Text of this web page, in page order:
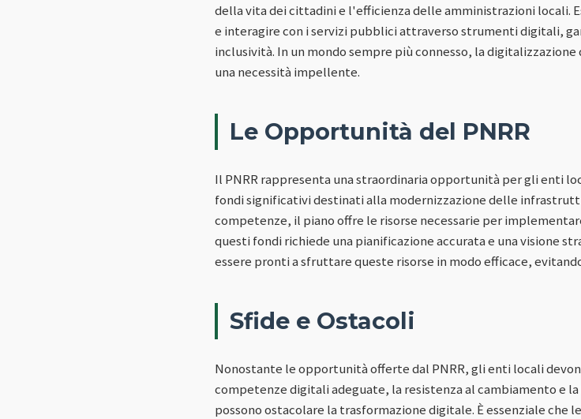
della vita dei cittadini e l'efficienza delle amministrazioni locali.
e interagire con i servizi pubblici attraverso strumenti digitali,
inclusività. In un mondo sempre più connesso, la
una necessità impellente.
Le Opportunità del PNRR
Il PNRR rappresenta una straordinaria opportunità per gli enti
fondi significativi destinati alla modernizzazione delle
competenze, il piano offre le risorse necessarie per
questi fondi richiede una pianificazione accurata e una visione
essere pronti a sfruttare queste risorse in modo efficace,
Sfide e Ostacoli
Nonostante le opportunità offerte dal PNRR, gli enti locali
competenze digitali adeguate, la resistenza al cambiamento e
possono ostacolare la trasformazione digitale. È essenziale che